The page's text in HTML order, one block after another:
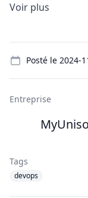
Voir plus
Posté le 2024-
Entreprise
Tags
devops